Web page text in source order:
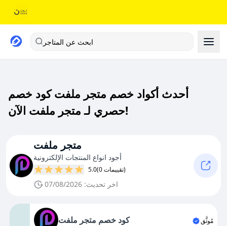
ابحث عن المتاجر
أحدث أكواد خصم متجر ملفت كود خصم
حصري لـ متجر ملفت الآن!
متجر ملفت
أجود انواع المنتجات الإلكترونية
5.0 (0 تقييمات)
اخر تحديث: 07/08/2026
كود خصم متجر ملفت مُوثَّق